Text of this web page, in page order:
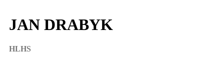
JAN DRABYK
HLHS